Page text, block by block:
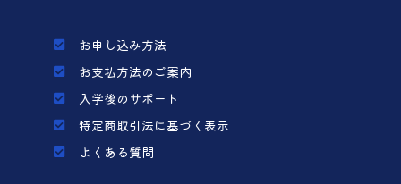
お申し込み方法
お支払方法のご案内
入学後のサポート
特定商取引法に基づく表示
よくある質問